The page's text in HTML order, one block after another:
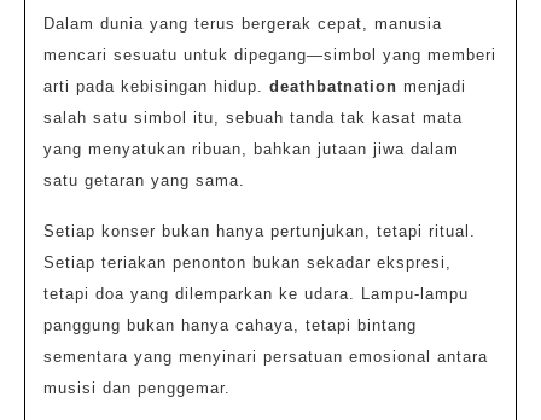
Dalam dunia yang terus bergerak cepat, manusia
mencari sesuatu untuk dipegang—simbol yang memberi
arti pada kebisingan hidup. deathbatnation menjadi
salah satu simbol itu, sebuah tanda tak kasat mata
yang menyatukan ribuan, bahkan jutaan jiwa dalam
satu getaran yang sama.
Setiap konser bukan hanya pertunjukan, tetapi ritual.
Setiap teriakan penonton bukan sekadar ekspresi,
tetapi doa yang dilemparkan ke udara. Lampu-lampu
panggung bukan hanya cahaya, tetapi bintang
sementara yang menyinari persatuan emosional antara
musisi dan penggemar.